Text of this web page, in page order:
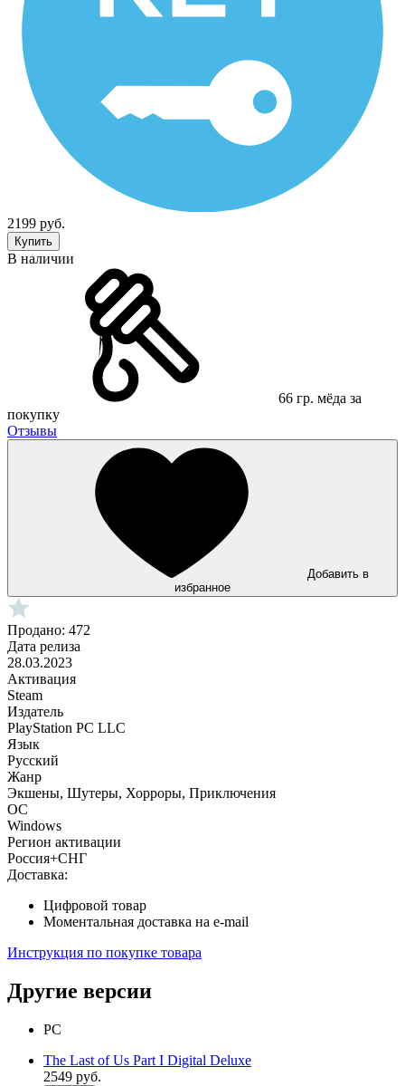
2199 руб.
Купить
В наличии
66 гр. мёда за
покупку
Отзывы
Добавить в
избранное
Продано: 472
Дата релиза
28.03.2023
Активация
Steam
Издатель
PlayStation PC LLC
Язык
Русский
Жанр
Экшены, Шутеры, Хорроры, Приключения
ОС
Windows
Регион активации
Россия+СНГ
Доставка:
Цифровой товар
Моментальная доставка на e-mail
Инструкция по покупке товара
Другие версии
PC
The Last of Us Part I Digital Deluxe
2549 руб.